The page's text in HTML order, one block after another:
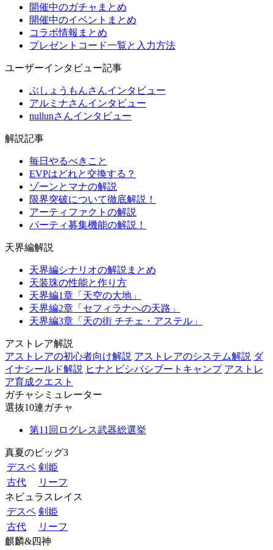
開催中のガチャまとめ
開催中のイベントまとめ
コラボ情報まとめ
プレゼントコード一覧と入力方法
ユーザーインタビュー記事
ぶしょうもんさんインタビュー
アルミナさんインタビュー
nullunさんインタビュー
解説記事
毎日やるべきこと
EVPはどれと交換する？
ゾーンとマナの解説
限界突破について徹底解説！
アーティファクトの解説
パーティ募集機能の解説！
天界編解説
天界編シナリオの解説まとめ
天装珠の性能と作り方
天界編1章「天空の大地」
天界編2章「セフィラナへの天路」
天界編3章「天の街 チチェ・アステル」
アストレア解説
アストレアの初心者向け解説 アストレアのシステム解説 ダ
イナシールド解説 ヒナとビシバシブートキャンプ アストレ
ア育成クエスト
ガチャシミュレーター
選抜10連ガチャ
第11回ログレス武器総選挙
真夏のビッグ3
デスペ 剣姫
古代
リーフ
ネビュラスレイス
デスペ 剣姫
古代
リーフ
麒麟&四神